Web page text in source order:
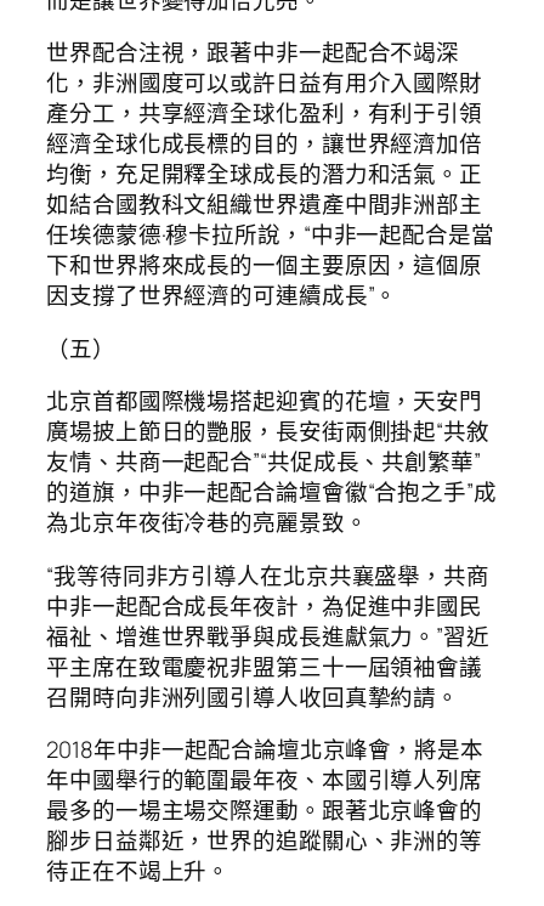
世界配合注視，跟著中非一起配合不竭深
化，非洲國度可以或許日益有用介入國際財
產分工，共享經濟全球化盈利，有利于引領
經濟全球化成長標的目的，讓世界經濟加倍
均衡，充足開釋全球成長的潛力和活氣。正
如結合國教科文組織世界遺產中間非洲部主
任埃德蒙德·穆卡拉所說，“中非一起配合是當
下和世界將來成長的一個主要原因，這個原
因支撐了世界經濟的可連續成長”。
（五）
北京首都國際機場搭起迎賓的花壇，天安門
廣場披上節日的艷服，長安街兩側掛起“共敘
友情、共商一起配合”“共促成長、共創繁華”
的道旗，中非一起配合論壇會徽“合抱之手”成
為北京年夜街冷巷的亮麗景致。
“我等待同非方引導人在北京共襄盛舉，共商
中非一起配合成長年夜計，為促進中非國民
福祉、增進世界戰爭與成長進獻氣力。”習近
平主席在致電慶祝非盟第三十一屆領袖會議
召開時向非洲列國引導人收回真摯約請。
2018年中非一起配合論壇北京峰會，將是本
年中國舉行的範圍最年夜、本國引導人列席
最多的一場主場交際運動。跟著北京峰會的
腳步日益鄰近，世界的追蹤關心、非洲的等
待正在不竭上升。